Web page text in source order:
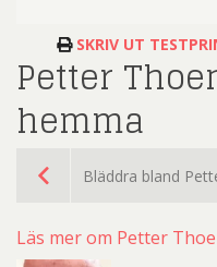
SKRIV UT
Petter
hemma
Bläddra bland
Läs mer om Petter